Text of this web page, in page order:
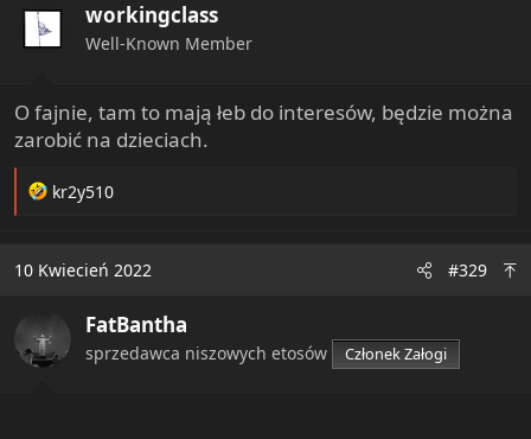
workingclass
Well-Known Member
O fajnie, tam to mają łeb do interesów, będzie można
zarobić na dzieciach.
R
t
n
s
kr2y510
10 Kwiecień 2022 #329
FatBantha
sprzedawca niszowych etosów Członek Załogi